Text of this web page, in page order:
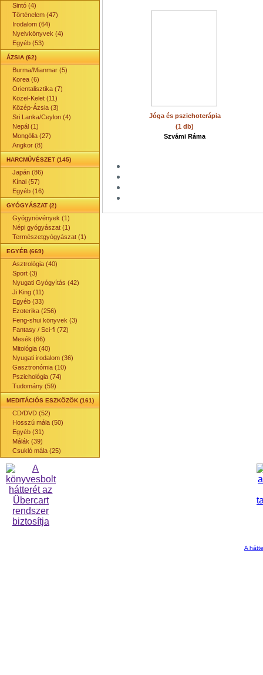
Sintó (4)
Történelem (47)
Irodalom (64)
Nyelvkönyvek (4)
Egyéb (53)
ÁZSIA (62)
Burma/Mianmar (5)
Korea (6)
Orientalisztika (7)
Közel-Kelet (11)
Közép-Ázsia (3)
Sri Lanka/Ceylon (4)
Nepál (1)
Mongólia (27)
Angkor (8)
HARCMŰVÉSZET (145)
Japán (86)
Kínai (57)
Egyéb (16)
GYÓGYÁSZAT (2)
Gyógynövények (1)
Népi gyógyászat (1)
Természetgyógyászat (1)
EGYÉB (669)
Asztrológia (40)
Sport (3)
Nyugati Gyógyítás (42)
Ji King (11)
Egyéb (33)
Ezoterika (256)
Feng-shui könyvek (3)
Fantasy / Sci-fi (72)
Mesék (66)
Mitológia (40)
Nyugati irodalom (36)
Gasztronómia (10)
Pszichológia (74)
Tudomány (59)
MEDITÁCIÓS ESZKÖZÖK (161)
CD/DVD (52)
Hosszú mála (50)
Egyéb (31)
Málák (39)
Csukló mála (25)
Jóga és pszichoterápia
(1 db)
Szvámi Ráma
A